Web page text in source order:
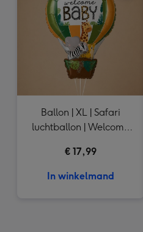
mm
Ballon | XL | Safari
luchtballon | Welcome
€ 17,99
In winkelmand